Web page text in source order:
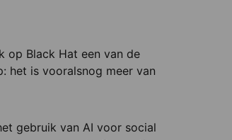
op Black Hat een van de
het is vooralsnog meer van
gebruik van AI voor social